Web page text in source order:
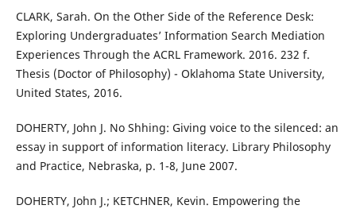
CLARK, Sarah. On the Other Side of the Reference Desk:
Exploring Undergraduates’ Information Search Mediation
Experiences Through the ACRL Framework. 2016. 232 f.
Thesis (Doctor of Philosophy) - Oklahoma State University,
United States, 2016.
DOHERTY, John J. No Shhing: Giving voice to the silenced: an
essay in support of information literacy. Library Philosophy
and Practice, Nebraska, p. 1-8, June 2007.
DOHERTY, John J.; KETCHNER, Kevin. Empowering the